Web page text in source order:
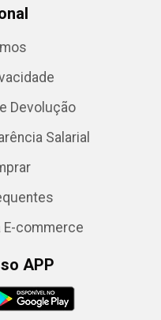
Devolução
Salarial
E-commerce
APP